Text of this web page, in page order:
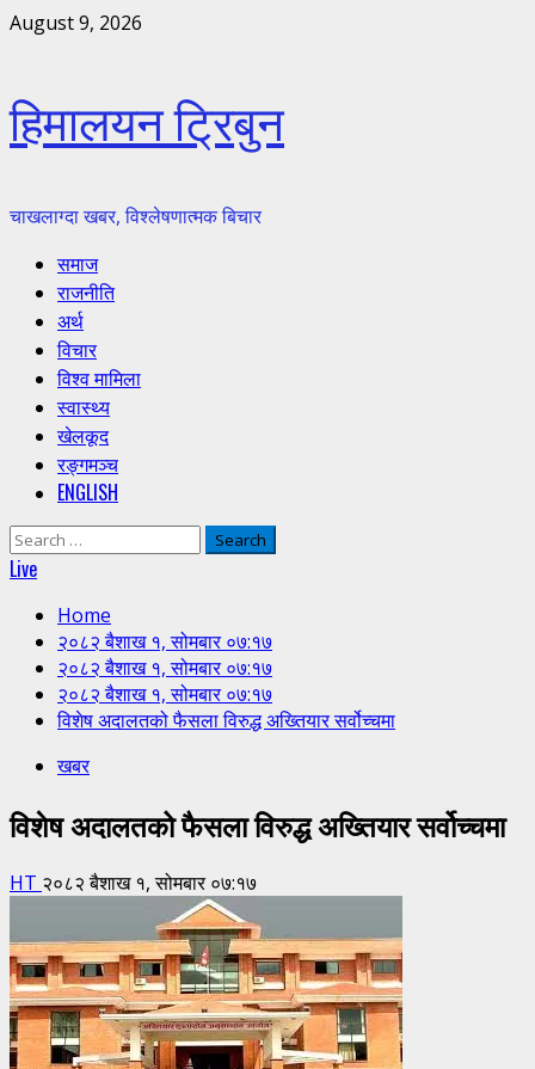
Skip
August 9, 2026
हिमालयन ट्रिबुन
चाखलाग्दा खबर, विश्लेषणात्मक बिचार
Primary
Menu
समाज
राजनीति
अर्थ
विचार
विश्व मामिला
स्वास्थ्य
खेलकूद
रङ्गमञ्च
ENGLISH
Search
for:
Live
Home
२०८२ बैशाख १, सोमबार ०७:१७
२०८२ बैशाख १, सोमबार ०७:१७
२०८२ बैशाख १, सोमबार ०७:१७
विशेष अदालतको फैसला विरुद्ध अख्तियार सर्वोच्चमा
खबर
विशेष अदालतको फैसला विरुद्ध अख्तियार सर्वोच्चमा
HT २०८२ बैशाख १, सोमबार ०७:१७